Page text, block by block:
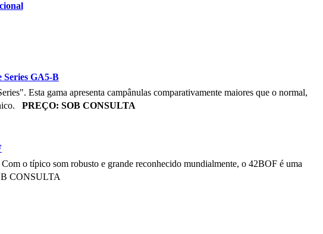
GA5-B
Esta gama apresenta campânulas comparativamente maiores que o normal,
PREÇO: SOB CONSULTA
o típico som robusto e grande reconhecido mundialmente, o 42BOF é uma
CONSULTA